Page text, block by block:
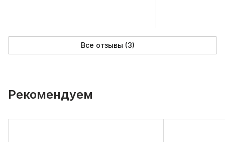
Все отзывы (3)
Рекомендуем